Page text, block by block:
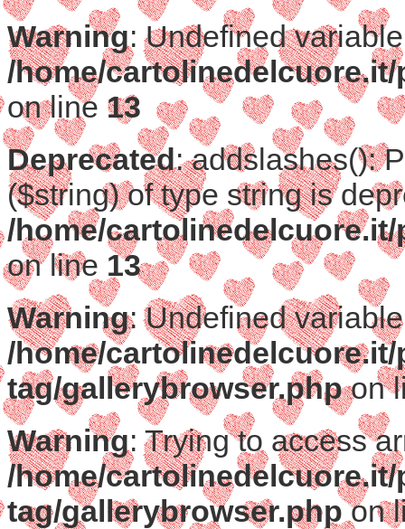
Warning: Undefined
/home/
on line 13
Deprecated: addslashes():
($string) of type string is
/home/
on line 13
Warning: Undefined
/home/
tag/gallerybrowser.phpon
Warning: Trying to access
/home/
tag/gallerybrowser.phpon